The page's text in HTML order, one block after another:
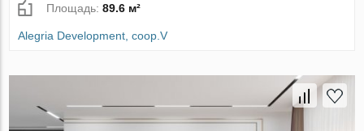
Площадь:89.6 м²
Alegria Development, coop.V